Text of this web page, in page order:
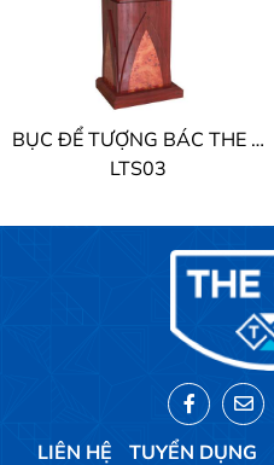
BỤC ĐỂ TƯỢNG BÁC THE ONE
LTS03
LIÊN HỆ TUYỂN DỤNG